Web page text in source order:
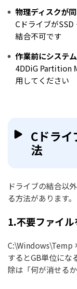
物理ディスクが
Cドライブが
結合不可です
作業前にシステ
4DDiG Partition
用してください
Cドラ
法
ドライブの結合以外
る方法があります。
1.不要ファイ
C:\Windows\Temp
するとGB単位にな
除は「何が消せる